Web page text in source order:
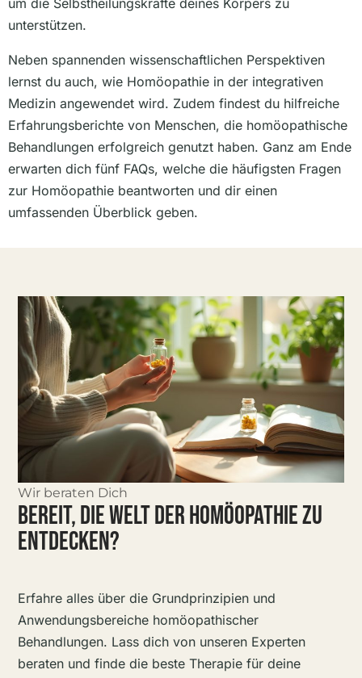
unterstützen.
Neben spannenden wissenschaftlichen Perspektiven
lernst du auch, wie Homöopathie in der integrativen
Medizin angewendet wird. Zudem findest du hilfreiche
Erfahrungsberichte von Menschen, die homöopathische
Behandlungen erfolgreich genutzt haben. Ganz am Ende
erwarten dich fünf FAQs, welche die häufigsten Fragen
zur Homöopathie beantworten und dir einen
umfassenden Überblick geben.
Wir beraten Dich
BEREIT, DIE WELT DER HOMÖOPATHIE ZU
ENTDECKEN?
Erfahre alles über die Grundprinzipien und
Anwendungsbereiche homöopathischer
Behandlungen. Lass dich von unseren Experten
beraten und finde die beste Therapie für deine